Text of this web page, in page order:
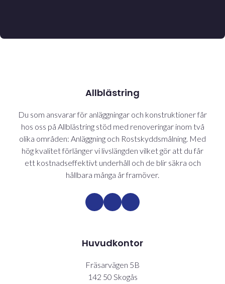
Allblästring
Du som ansvarar för anläggningar och konstruktioner får
hos oss på Allblästring stöd med renoveringar inom två
olika områden: Anläggning och Rostskyddsmålning. Med
hög kvalitet förlänger vi livslängden vilket gör att du får
ett kostnadseffektivt underhåll och de blir säkra och
hållbara många år framöver.
Huvudkontor
Fräsarvägen 5B
142 50 Skogås